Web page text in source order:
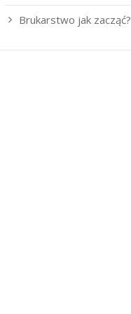
Brukarstwo jak zacząć?